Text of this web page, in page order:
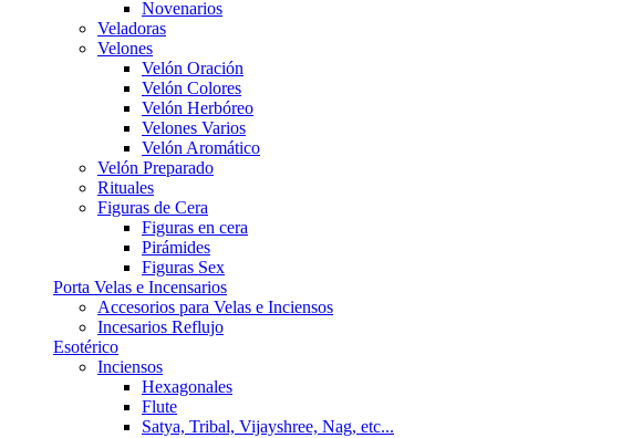
Novenarios
Veladoras
Velones
Velón Oración
Velón Colores
Velón Herbóreo
Velones Varios
Velón Aromático
Velón Preparado
Rituales
Figuras de Cera
Figuras en cera
Pirámides
Figuras Sex
Porta Velas e Incensarios
Accesorios para Velas e Inciensos
Incesarios Reflujo
Esotérico
Inciensos
Hexagonales
Flute
Satya, Tribal, Vijayshree, Nag, etc...